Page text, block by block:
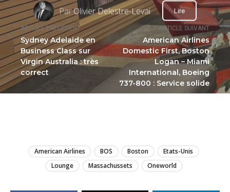
ARTICLE PRÉCÉDENT
Sydney Adelaide en
Business Class sur
Virgin Australia : très
correct
ARTICLE SUIVANT
American Airlines
Domestic First, Boston
Logan – Miami
International, Boeing
737-800 : Service solide
ParOlivier Delestre-Levai Lire
American Airlines BOS Boston
Etats-Unis
Lounge
Massachussets Oneworld